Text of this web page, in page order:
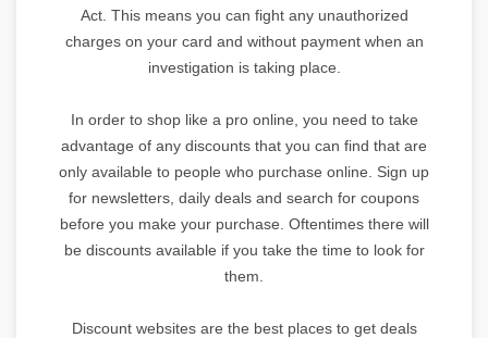
Act. This means you can fight any unauthorized
charges on your card and without payment when an
investigation is taking place.
In order to shop like a pro online, you need to take
advantage of any discounts that you can find that are
only available to people who purchase online. Sign up
for newsletters, daily deals and search for coupons
before you make your purchase. Oftentimes there will
be discounts available if you take the time to look for
them.
Discount websites are the best places to get deals